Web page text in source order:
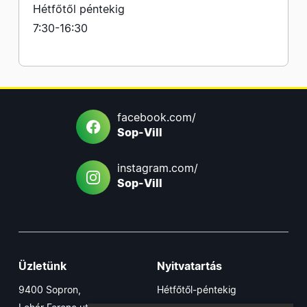
Hétfőtől péntekig
7:30-16:30
facebook.com/
Sop-Vill
instagram.com/
Sop-Vill
Üzletünk
9400 Sopron,
Nyitvatartás
Hétfőtől-péntekig